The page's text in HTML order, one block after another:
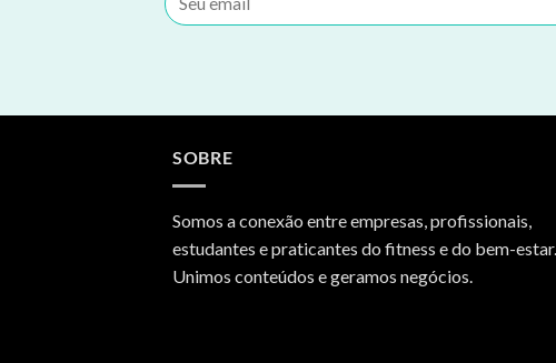
SOBRE
Somos a conexão entre empresas, profissionais,
estudantes e praticantes do fitness e do bem-estar.
Unimos conteúdos e geramos negócios.